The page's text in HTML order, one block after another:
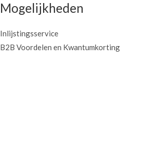
Mogelijkheden
Inlijstingsservice
B2B Voordelen en Kwantumkorting